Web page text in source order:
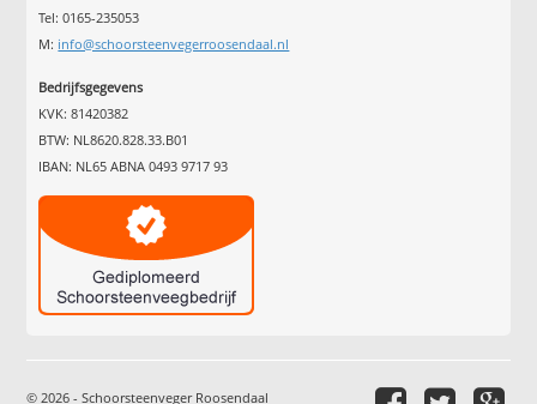
Tel: 0165-235053
M: info@schoorsteenvegerroosendaal.nl
Bedrijfsgegevens
KVK: 81420382
BTW: NL8620.828.33.B01
IBAN: NL65 ABNA 0493 9717 93
© 2026 - Schoorsteenveger Roosendaal